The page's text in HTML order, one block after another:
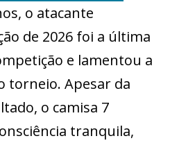
o atacante
de 2026 foi a última
e lamentou a
torneio. Apesar da
o camisa 7
tranquila,